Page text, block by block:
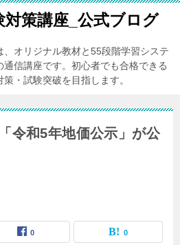
対策講座_公式ブログ
オリジナル教材と55段階学習システ
通信講座です。初心者でも合格できる
・試験突破を目指します。
令和5年地価公示」が公
0 0